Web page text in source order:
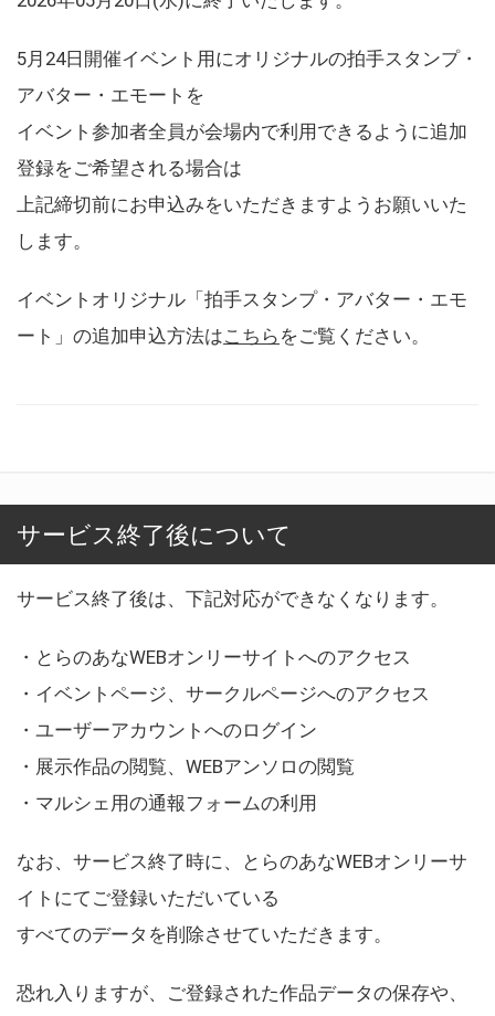
5月24日開催イベント用にオリジナルの拍手スタンプ・
アバター・エモートを
イベント参加者全員が会場内で利用できるように追加
登録をご希望される場合は
上記締切前にお申込みをいただきますようお願いいた
します。
イベントオリジナル「拍手スタンプ・アバター・エモ
ート」の追加申込方法はこちら をご覧ください。
サービス終了後について
サービス終了後は、下記対応ができなくなります。
・とらのあなWEBオンリーサイトへのアクセス
・イベントページ、サークルページへのアクセス
・ユーザーアカウントへのログイン
・展示作品の閲覧、WEBアンソロの閲覧
・マルシェ用の通報フォームの利用
なお、サービス終了時に、とらのあなWEBオンリーサ
イトにてご登録いただいている
すべてのデータを削除させていただきます。
恐れ入りますが、ご登録された作品データの保存や、